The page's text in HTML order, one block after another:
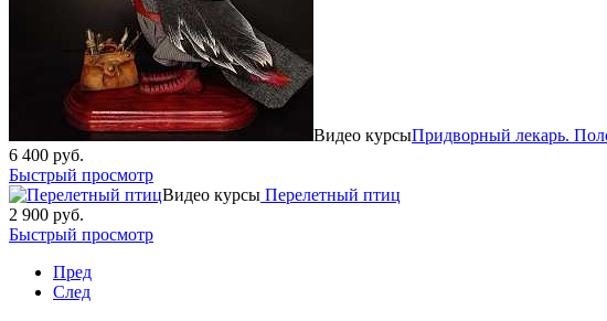
Видео курсыПридворный лекарь.
6 400 руб.
Быстрый просмотр
Видео курсы Перелетный птиц
2 900 руб.
Быстрый просмотр
Пред
След